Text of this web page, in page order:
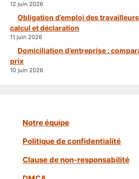
12 juin 2026
Obligation d’emploi des
calcul et déclaration
11 juin 2026
Domiciliation d’entreprise :
prix
10 juin 2026
Notre équipe
Politique de confidentialité
Clause de non-responsabilité